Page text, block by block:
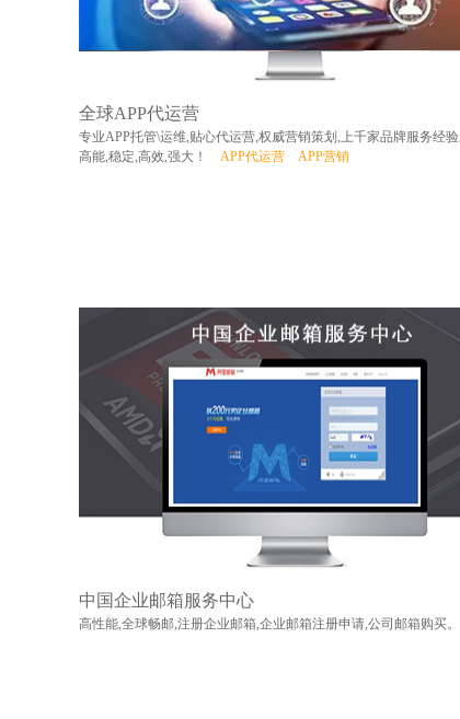
全球APP代运营
专业APP托管\运维,贴心代运营,权威营销策划,上千家品牌服务经验,
高能,稳定,高效,强大！ APP代运营 APP营销
中国企业邮箱服务中心
高性能,全球畅邮,注册企业邮箱,企业邮箱注册申请,公司邮箱购买。